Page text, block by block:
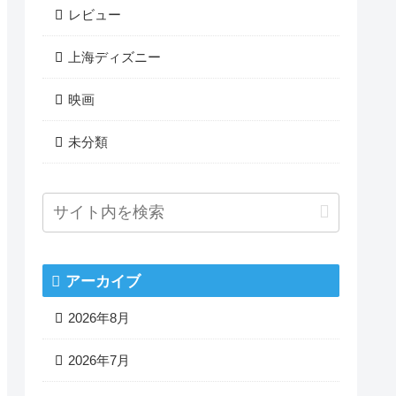
レビュー
上海ディズニー
映画
未分類
アーカイブ
2026年8月
2026年7月